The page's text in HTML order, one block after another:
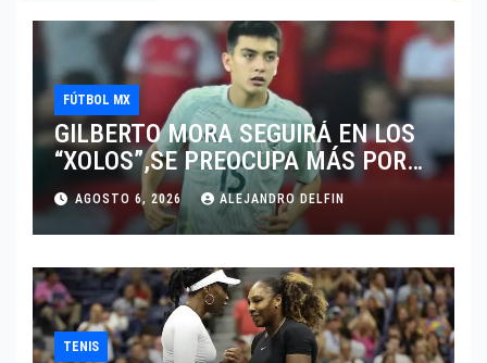
FÚTBOL MX
GILBERTO MORA SEGUIRÁ EN LOS
“XOLOS”,SE PREOCUPA MÁS POR
JUGAR EN SU EQUIPO.
AGOSTO 6, 2026 ALEJANDRO DELFIN
TENIS